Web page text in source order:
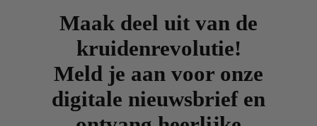
Maak deel uit van de
kruidenrevolutie!
Meld je aan voor onze
digitale nieuwsbrief en